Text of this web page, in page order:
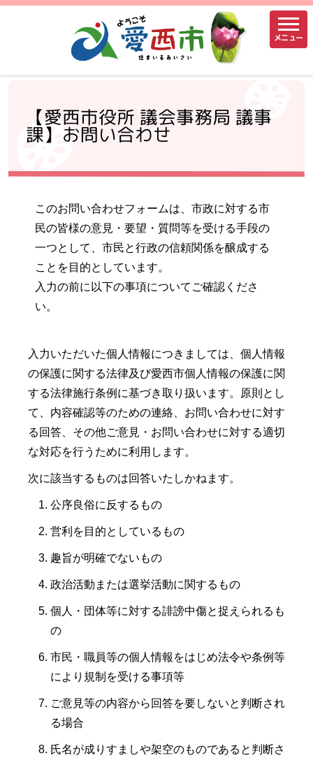
メニュー
【愛西市役所 議会事務局 議事
課】お問い合わせ
このお問い合わせフォームは、市政に対する市
民の皆様の意見・要望・質問等を受ける手段の
一つとして、市民と行政の信頼関係を醸成する
ことを目的としています。
入力の前に以下の事項についてご確認くださ
い。
入力いただいた個人情報につきましては、個人情報
の保護に関する法律及び愛西市個人情報の保護に関
する法律施行条例に基づき取り扱います。原則とし
て、内容確認等のための連絡、お問い合わせに対す
る回答、その他ご意見・お問い合わせに対する適切
な対応を行うために利用します。
次に該当するものは回答いたしかねます。
公序良俗に反するもの
営利を目的としているもの
趣旨が明確でないもの
政治活動または選挙活動に関するもの
個人・団体等に対する誹謗中傷と捉えられるも
の
市民・職員等の個人情報をはじめ法令や条例等
により規制を受ける事項等
ご意見等の内容から回答を要しないと判断され
る場合
氏名が成りすましや架空のものであると判断さ